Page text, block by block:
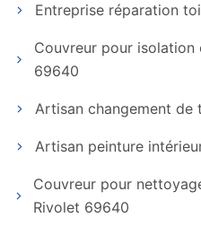
Entreprise réparation
Couvreur pour
69640
Artisan changement de
Artisan peinture
Couvreur pour
Rivolet 69640